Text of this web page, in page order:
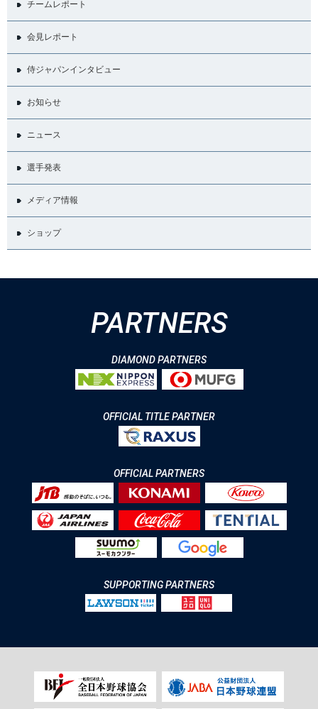
チームレポート
会見レポート
侍ジャパンインタビュー
お知らせ
ニュース
選手発表
メディア情報
ショップ
PARTNERS
DIAMOND PARTNERS
OFFICIAL TITLE PARTNER
OFFICIAL PARTNERS
SUPPORTING PARTNERS